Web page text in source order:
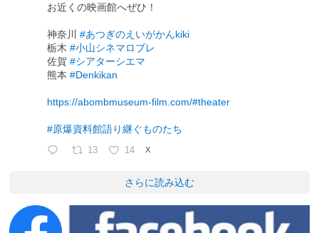
お近くの映画館へぜひ！
神奈川#あつぎのえいがかんkiki
栃木#小山シネマロブレ
佐賀#シアターシエマ
熊本#Denkikan
https://abombmuseum-film.com/#theater
#原爆資料館語り継ぐものたち
13 14 X
さらに読み込む